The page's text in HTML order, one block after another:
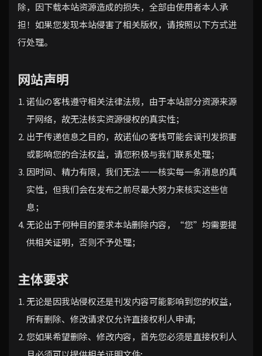
除，因下载本站资源造成的损失，全部由使用者本人承
担！如果您发现本站侵害了相关版权，请按照以下方式进
行处理。
网站声明
诺仙の客栈遵守相关法律法规，由于本站部分资源来源
于网络，故无法核实资源侵权的真实性；
出于传递信息之目的，故诺仙の客栈可能会误刊发损害
或影响您的合法权益，请您积极与我们联系处理；
因时间、精力有限，我们无法一一核实每一条消息的真
实性，但我们会在发布之前尽最大努力来核实这些信
息；
无论出于何种目的要求本站删除内容，“您”均需要提
供相关证明，否则不予处理；
主体要求
无论是因我站侵权还是刊发内容可能影响到您的权益，
所有删除、修改请求仅允许直接权利人申请;
您如果希望删除、修改内容，首先您必须是直接权利人